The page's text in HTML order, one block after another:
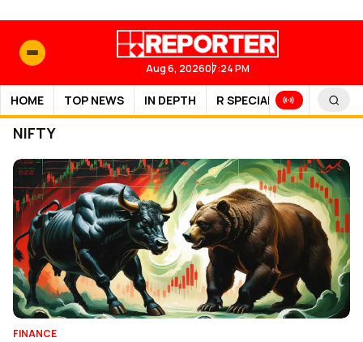
Aug 6, 202607:24 PM
HOME TOP NEWS IN DEPTH R SPECIAL SPORTS
NIFTY
FINANCE